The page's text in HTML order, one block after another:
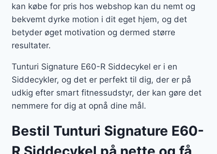
kan købe for pris hos webshop kan du nemt og
bekvemt dyrke motion i dit eget hjem, og det
betyder øget motivation og dermed større
resultater.
Tunturi Signature E60-R Siddecykel er i en
Siddecykler, og det er perfekt til dig, der er på
udkig efter smart fitnessudstyr, der kan gøre det
nemmere for dig at opnå dine mål.
Bestil Tunturi Signature E60-